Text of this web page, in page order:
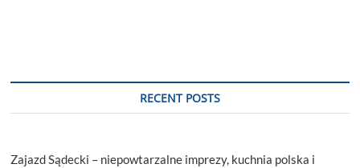
RECENT POSTS
Zajazd Sądecki – niepowtarzalne imprezy, kuchnia polska i